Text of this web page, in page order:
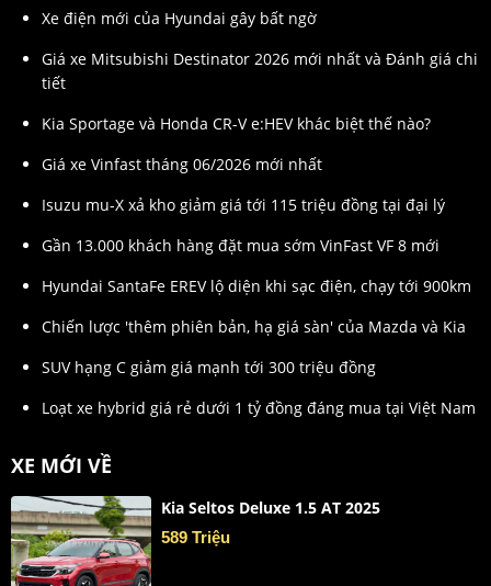
Xe điện mới của Hyundai gây bất ngờ
Giá xe Mitsubishi Destinator 2026 mới nhất và Đánh giá chi
tiết
Kia Sportage và Honda CR-V e:HEV khác biệt thế nào?
Giá xe Vinfast tháng 06/2026 mới nhất
Isuzu mu-X xả kho giảm giá tới 115 triệu đồng tại đại lý
Gần 13.000 khách hàng đặt mua sớm VinFast VF 8 mới
Hyundai SantaFe EREV lộ diện khi sạc điện, chạy tới 900km
Chiến lược 'thêm phiên bản, hạ giá sàn' của Mazda và Kia
SUV hạng C giảm giá mạnh tới 300 triệu đồng
Loạt xe hybrid giá rẻ dưới 1 tỷ đồng đáng mua tại Việt Nam
XE MỚI VỀ
Kia Seltos Deluxe 1.5 AT 2025
589 Triệu